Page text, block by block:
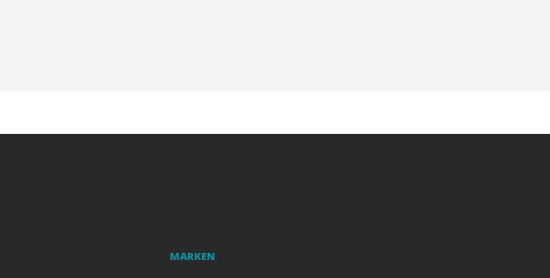
MARKEN